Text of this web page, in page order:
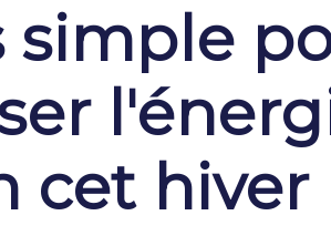
simple
cet hiver